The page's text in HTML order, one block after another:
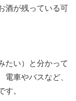
酒が残っている可
たい）と分かって
車やバスなど、
す。